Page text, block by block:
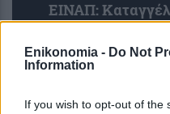
Enikonomia - Do Not
Information
If you wish to opt-out of the
ΕΙΝΑΠ:
αλλαγή στο
του